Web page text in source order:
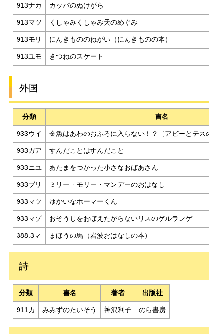
913ナカ カッパのぬけがら
913マツ くしゃみくしゃみ天のめぐみ
913モリ にんきもののねがい（にんきものの本）
913ユモ きつねのスケート
外国
分類 書名
933ウイ 金魚はあわのおふろに入らない！？（アビーとテスの
933ガア すんだことはすんだこと
933ニユ あたまをつかった小さなおばあさん
933ブリ ミリー・モリー・マンデーのおはなし
933マツ ゆかいなホーマーくん
933マゾ おそうじをおぼえたがらないリスのゲルランゲ
388.3マ まほうの馬（岩波おはなしの本）
詩
分類 書名 著者 出版社
911カ みみずのたいそう 神沢利子 のら書房